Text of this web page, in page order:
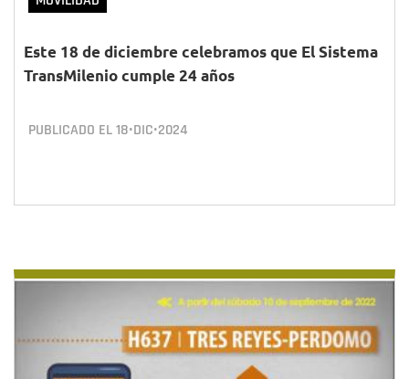
Este 18 de diciembre celebramos que El Sistema
TransMilenio cumple 24 años
PUBLICADO EL18•DIC•2024